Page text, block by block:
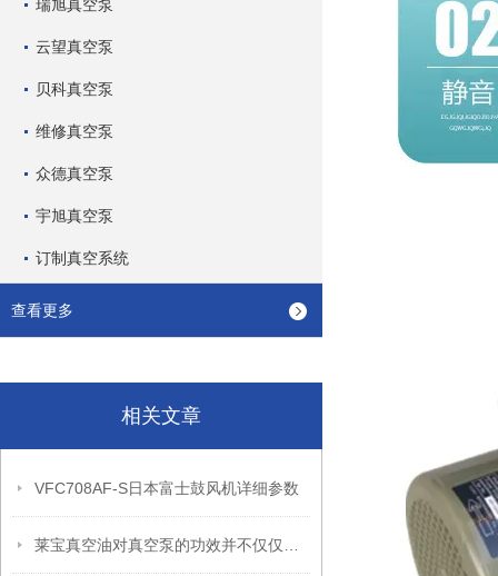
瑞旭真空泵
云望真空泵
贝科真空泵
维修真空泵
众德真空泵
宇旭真空泵
订制真空系统
查看更多
相关文章
VFC708AF-S日本富士鼓风机详细参数